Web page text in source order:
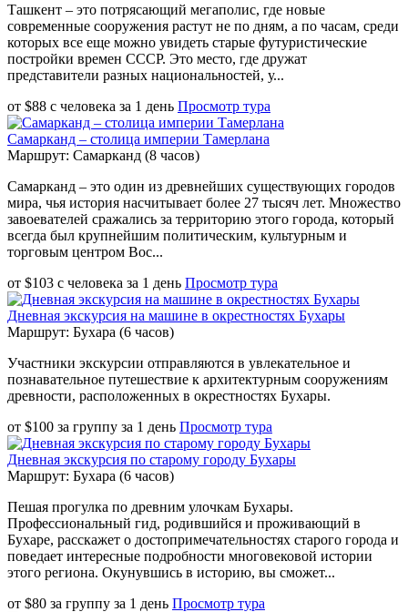
Ташкент – это потрясающий мегаполис, где новые
современные сооружения растут не по дням, а по часам, среди
которых все еще можно увидеть старые футуристические
постройки времен СССР. Это место, где дружат
представители разных национальностей, у...
от $88 с человека за 1 день Просмотр тура
Самарканд – столица империи Тамерлана
Маршрут: Самарканд (8 часов)
Самарканд – это один из древнейших существующих городов
мира, чья история насчитывает более 27 тысяч лет. Множество
завоевателей сражались за территорию этого города, который
всегда был крупнейшим политическим, культурным и
торговым центром Вос...
от $103 с человека за 1 день Просмотр тура
Дневная экскурсия на машине в окрестностях Бухары
Маршрут: Бухара (6 часов)
Участники экскурсии отправляются в увлекательное и
познавательное путешествие к архитектурным сооружениям
древности, расположенных в окрестностях Бухары.
от $100 за группу за 1 день Просмотр тура
Дневная экскурсия по старому городу Бухары
Маршрут: Бухара (6 часов)
Пешая прогулка по древним улочкам Бухары.
Профессиональный гид, родившийся и проживающий в
Бухаре, расскажет о достопримечательностях старого города и
поведает интересные подробности многовековой истории
этого региона. Окунувшись в историю, вы сможет...
от $80 за группу за 1 день Просмотр тура